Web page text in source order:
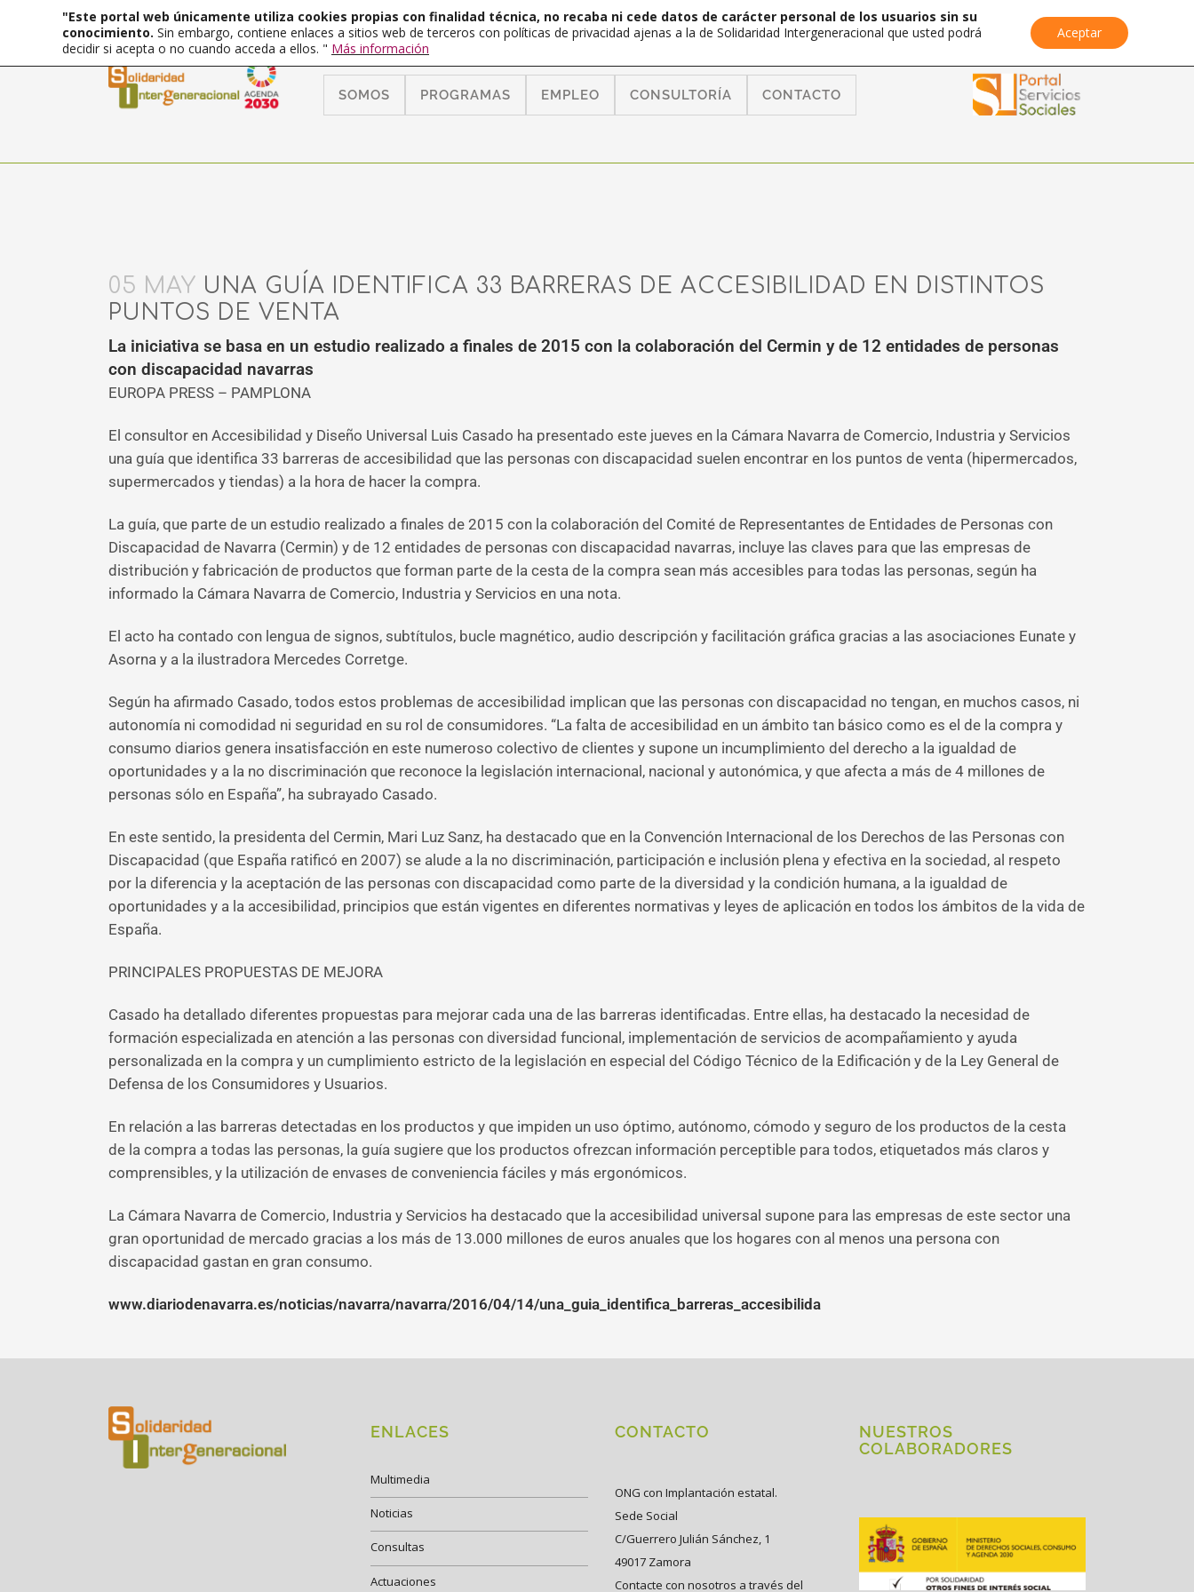
SOMOS PROGRAMAS EMPLEO CONSULTORÍA CONTACTO
05 MAY UNA GUÍA IDENTIFICA 33 BARRERAS DE ACCESIBILIDAD EN DISTINTOS
PUNTOS DE VENTA
La iniciativa se basa en un estudio realizado a finales de 2015 con la colaboración del Cermin y de 12 entidades de personas
con discapacidad navarras
EUROPA PRESS – PAMPLONA
El consultor en Accesibilidad y Diseño Universal Luis Casado ha presentado este jueves en la Cámara Navarra de Comercio, Industria y Servicios
una guía que identifica 33 barreras de accesibilidad que las personas con discapacidad suelen encontrar en los puntos de venta (hipermercados,
supermercados y tiendas) a la hora de hacer la compra.
La guía, que parte de un estudio realizado a finales de 2015 con la colaboración del Comité de Representantes de Entidades de Personas con
Discapacidad de Navarra (Cermin) y de 12 entidades de personas con discapacidad navarras, incluye las claves para que las empresas de
distribución y fabricación de productos que forman parte de la cesta de la compra sean más accesibles para todas las personas, según ha
informado la Cámara Navarra de Comercio, Industria y Servicios en una nota.
El acto ha contado con lengua de signos, subtítulos, bucle magnético, audio descripción y facilitación gráfica gracias a las asociaciones Eunate y
Asorna y a la ilustradora Mercedes Corretge.
Según ha afirmado Casado, todos estos problemas de accesibilidad implican que las personas con discapacidad no tengan, en muchos casos, ni
autonomía ni comodidad ni seguridad en su rol de consumidores. “La falta de accesibilidad en un ámbito tan básico como es el de la compra y
consumo diarios genera insatisfacción en este numeroso colectivo de clientes y supone un incumplimiento del derecho a la igualdad de
oportunidades y a la no discriminación que reconoce la legislación internacional, nacional y autonómica, y que afecta a más de 4 millones de
personas sólo en España”, ha subrayado Casado.
En este sentido, la presidenta del Cermin, Mari Luz Sanz, ha destacado que en la Convención Internacional de los Derechos de las Personas con
Discapacidad (que España ratificó en 2007) se alude a la no discriminación, participación e inclusión plena y efectiva en la sociedad, al respeto
por la diferencia y la aceptación de las personas con discapacidad como parte de la diversidad y la condición humana, a la igualdad de
oportunidades y a la accesibilidad, principios que están vigentes en diferentes normativas y leyes de aplicación en todos los ámbitos de la vida de
España.
PRINCIPALES PROPUESTAS DE MEJORA
Casado ha detallado diferentes propuestas para mejorar cada una de las barreras identificadas. Entre ellas, ha destacado la necesidad de
formación especializada en atención a las personas con diversidad funcional, implementación de servicios de acompañamiento y ayuda
personalizada en la compra y un cumplimiento estricto de la legislación en especial del Código Técnico de la Edificación y de la Ley General de
Defensa de los Consumidores y Usuarios.
En relación a las barreras detectadas en los productos y que impiden un uso óptimo, autónomo, cómodo y seguro de los productos de la cesta
de la compra a todas las personas, la guía sugiere que los productos ofrezcan información perceptible para todos, etiquetados más claros y
comprensibles, y la utilización de envases de conveniencia fáciles y más ergonómicos.
La Cámara Navarra de Comercio, Industria y Servicios ha destacado que la accesibilidad universal supone para las empresas de este sector una
gran oportunidad de mercado gracias a los más de 13.000 millones de euros anuales que los hogares con al menos una persona con
discapacidad gastan en gran consumo.
www.diariodenavarra.es/noticias/navarra/navarra/2016/04/14/una_guia_identifica_barreras_accesibilida
ENLACES
Multimedia
Noticias
Consultas
Actuaciones
CONTACTO
ONG con Implantación estatal.
Sede Social
C/Guerrero Julián Sánchez, 1
49017 Zamora
Contacte con nosotros a través del
NUESTROS
COLABORADORES
"Este portal web únicamente utiliza cookies propias con finalidad técnica, no recaba ni cede datos de carácter personal de los usuarios sin su
conocimiento. Sin embargo, contiene enlaces a sitios web de terceros con políticas de privacidad ajenas a la de Solidaridad Intergeneracional que usted podrá
decidir si acepta o no cuando acceda a ellos. " Más información
Aceptar